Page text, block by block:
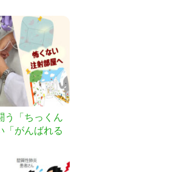
う「ちっくん
「がんばれる